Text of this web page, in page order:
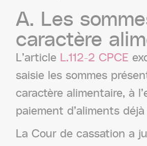
A. Les
caractère
L’article L.112-2 CPCE
saisie les sommes
caractère alimentaire, à
paiement d’aliments
La Cour de cassation a